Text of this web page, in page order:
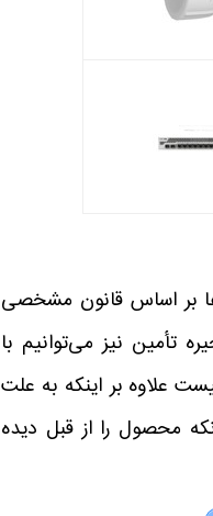
بر اساس قانون مشخصی
تأمین نیز می‌توانیم با
علاوه بر اینکه به علت
محصول را از قبل دیده